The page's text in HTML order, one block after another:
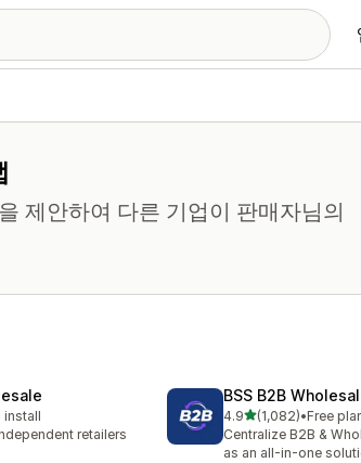
제안하여 다른 기업이 판매자님의
install
retailers
BSS B2B
4.9별 5개 중
(1,082)
총 리뷰 1082개
•Free
Centralize B2B &
as an all-in-one